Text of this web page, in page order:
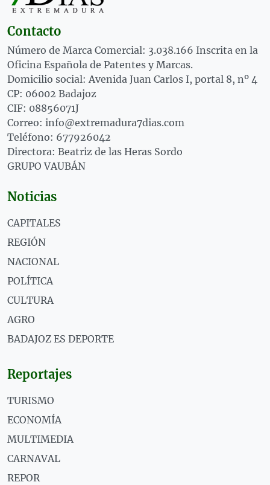
Contacto
Número de Marca Comercial: 3.038.166 Inscrita en la
Oficina Española de Patentes y Marcas.
Domicilio social: Avenida Juan Carlos I, portal 8, nº 4
CP: 06002 Badajoz
CIF: 08856071J
Correo: info@extremadura7dias.com
Teléfono: 677926042
Directora: Beatriz de las Heras Sordo
GRUPO VAUBÁN
Noticias
CAPITALES
REGIÓN
NACIONAL
POLÍTICA
CULTURA
AGRO
BADAJOZ ES DEPORTE
Reportajes
TURISMO
ECONOMÍA
MULTIMEDIA
CARNAVAL
REPOR